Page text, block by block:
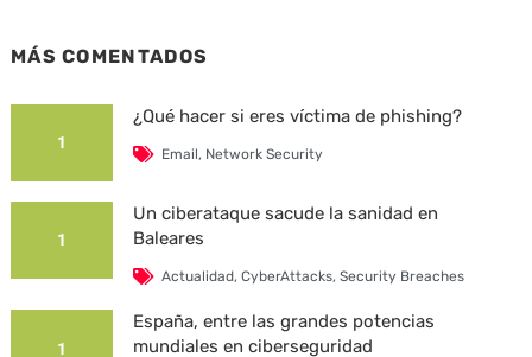
MÁS COMENTADOS
1
¿Qué hacer si eres víctima de phishing?
Email, Network Security
1
Un ciberataque sacude la sanidad en
Baleares
Actualidad,CyberAttacks,Security Breaches
1
España, entre las grandes potencias
mundiales en ciberseguridad